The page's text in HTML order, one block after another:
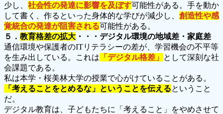
少し、 社会性の発達に影響を及ぼす可能性がある。手を動か
して書く、作るといった身体的な学びが減少し、 創造性や感
覚統合の発達が阻害される可能性がある。
５． 教育格差の拡大 ・・・デジタル環境の地域差・家庭差
通信環境や保護者のITリテラシーの差が、学習機会の不平等
を生み出している。これは 「デジタル格差」
として深刻な社
会課題である。
私は本学・桜美林大学の授業で心がけていることがある。
「考えることをとめるな」ということを伝えるということ
だ。
デジタル教育は、子どもたちに「考えること」をやめさせて